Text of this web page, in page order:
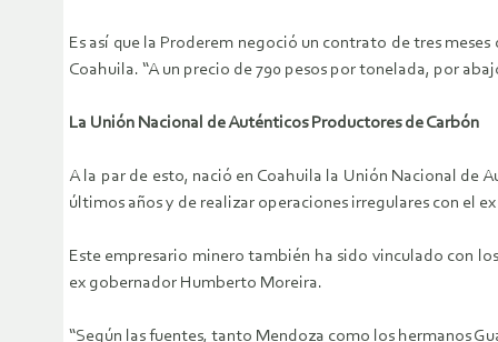
Es así que la Proderem negoció un contrato de tres
Coahuila. “A un precio de 790 pesos por tonelada, por
La Unión Nacional de Auténticos Productores de Carbón
A la par de esto, nació en Coahuila la Unión Nacional de
últimos años y de realizar operaciones irregulares con el
Este empresario minero también ha sido vinculado con
ex gobernador Humberto Moreira.
“Según las fuentes, tanto Mendoza como los hermanos